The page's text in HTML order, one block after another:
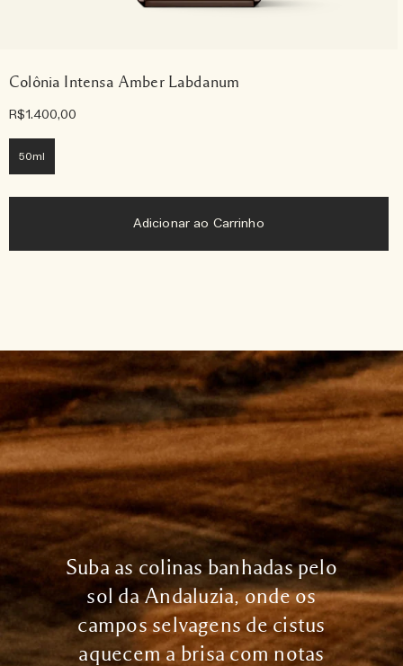
Colônia Intensa Amber Labdanum
R$1.400,00
50ml
Adicionar ao Carrinho
Suba as colinas banhadas pelo
sol da Andaluzia, onde os
campos selvagens de cistus
aquecem a brisa com notas